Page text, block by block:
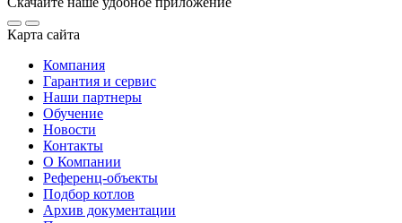
Карта сайта
Компания
Гарантия и сервис
Наши партнеры
Обучение
Новости
Контакты
О Компании
Референц-объекты
Подбор котлов
Архив документации